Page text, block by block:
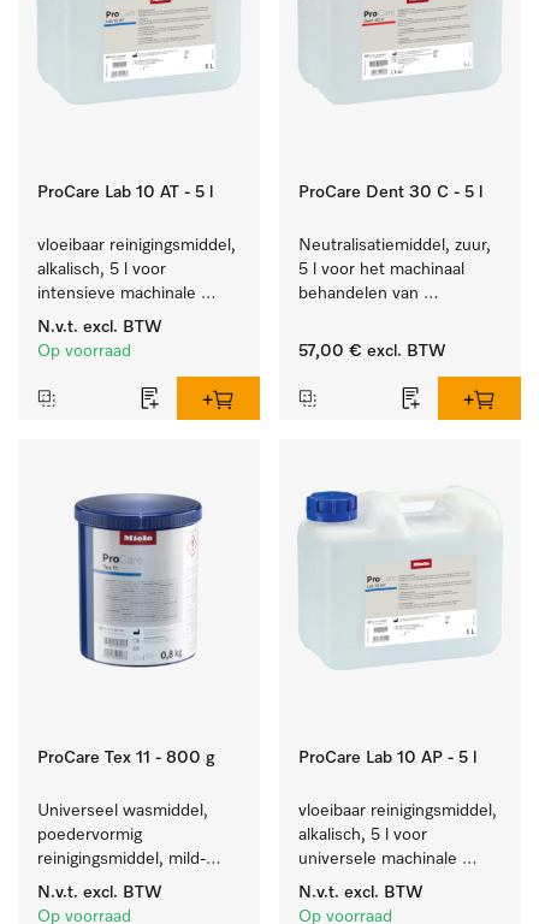
ProCare Lab 10 AT - 5 l
vloeibaar reinigingsmiddel,
alkalisch, 5 l voor
intensieve machinale
reiniging van
laboratoriumglaswerk en -
N.v.t. excl. BTW
Op voorraad
ProCare Dent 30 C - 5 l
Neutralisatiemiddel, zuur,
5 l voor het machinaal
behandelen van
transmissie-instrumenten.
57,00 € excl. BTW
ProCare Tex 11 - 800 g
Universeel wasmiddel,
poedervormig
reinigingsmiddel, mild-
alkalisch, 800 kg voor het
reinigen van wit wasgoed
N.v.t. excl. BTW
Op voorraad
ProCare Lab 10 AP - 5 l
vloeibaar reinigingsmiddel,
alkalisch, 5 l voor
universele machinale
reiniging van
laboratoriumglaswerk en -
N.v.t. excl. BTW
Op voorraad